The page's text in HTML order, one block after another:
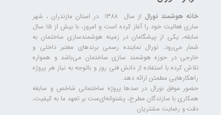
خانه هوشمند نورال
از سال ۱۳۸۸ در استان مازندران ، شهر
ساری فعالیت خود را آغاز کرده است و امروز، با بیش از ۱۵ سال
سابقه، یکی از پیشگامان در زمینه هوشمندسازی ساختمان به
شمار می‌رود. نورال نماینده رسمی برندهای معتبر داخلی و
خارجی در حوزه هوشمند سازی ساختمان می‌باشد و همواره
تلاش کرده با استفاده از دانش فنی روز و باتوجه به نیاز هر پروژه
راهکارهایی مطمئن ارائه دهد.
حضور موفق نورال در صدها پروژه‌ ساختمانی شاخص و سابقه
همکاری با سازندگان مطرح، پشتوانه‌ای‌ست بر تعهد ما به کیفیت،
دقت و رضایت مشتریان.